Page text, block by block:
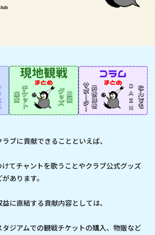
ブに貢献できることといえば、
けてチャントを歌うことやクラブ公式グッズ
あります。
に直結する貢献内容としては、
ジアムでの観戦チケットの購入、物販など